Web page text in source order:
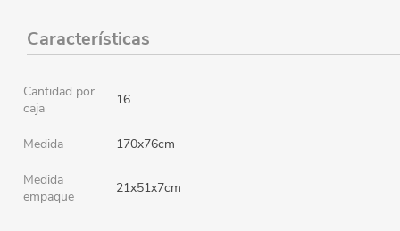
Características
Cantidad por
caja
16
Medida 170x76cm
Medida
empaque
21x51x7cm